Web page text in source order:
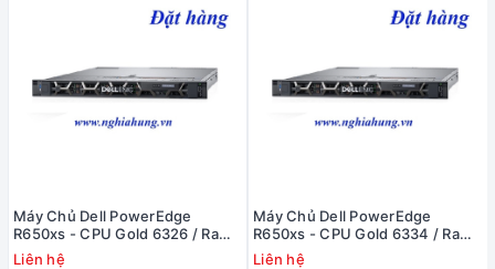
Máy Chủ Dell PowerEdge
R650xs - CPU Gold 6326 / Ram
16GB / Raid H345 / 2x PS
Liên hệ
Máy Chủ Dell PowerEdge
R650xs - CPU Gold 6334 / Ram
16GB / Raid H345 / 2x PS
Liên hệ